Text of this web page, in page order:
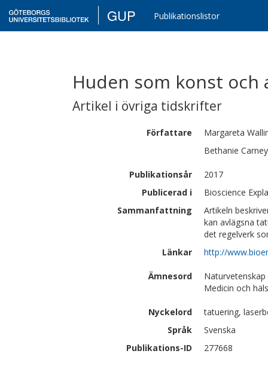
GUP Publikationslistor
Huden som konst och
Artikel i övriga tidskrifter
Författare Margareta
Bethanie
Publikationsår
2017
Publicerad i
Bioscience
Sammanfattning
Artikeln
kan avlägsna
det regelverk
Länkar
http://
Ämnesord
Medicin och
Nyckelord
tatuering,
Språk
Svenska
Publikations-ID
277668